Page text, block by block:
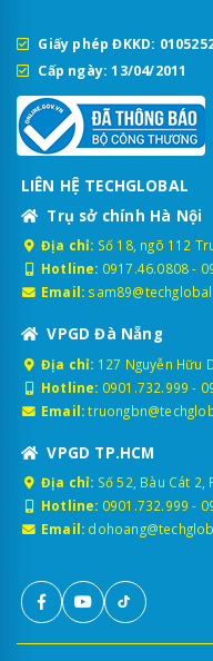
Giấy phép ĐKKD:
Cấp ngày: 13/04/2011
LIÊN HỆ TECHGLOBAL
Trụ sở chính Hà Nội
Địa chỉ: Số 18, ngõ 112
Hotline: 0917.46.0808-
Email:
VPGD Đà Nẵng
Địa chỉ: 127 Nguyễn Hữu
Hotline: 0901.732.999 -
Email:
VPGD TP.HCM
Địa chỉ: Số 52, Bàu Cát 2,
Hotline: 0901.732.999 -
Email: